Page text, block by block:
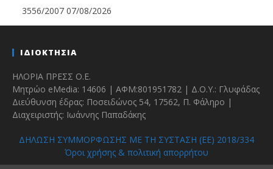
3556/2007 07/08/2026
ΙΔΙΟΚΤΗΣΙΑ
ΗΛΟΡΙΑ ΠΡΕΣΣ Ο.Ε.
Μητρώο eMedia: 14606 | ΑΦΜ:801951782 | Δ.Ο.Υ.: Γλυφάδας
Διεύθυνση έδρας: Ποσειδώνος 54, 17562, Π. Φάληρο |
Διαχειριστής: Ιωάννης Παπαδάκης
ΔΗΛΩΣΗ ΣΥΜΜΟΡΦΩΣΗΣ ΜΕ ΤΗ ΣΥΣΤΑΣΗ (ΕΕ) 2018/334
Όροι χρήσης & πολιτική απορρήτου